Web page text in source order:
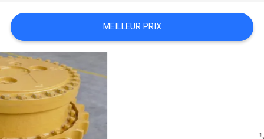
TOUS
LES
CAS
DEMANDE
DE
SOUMISSION
MEILLEUR PRIX